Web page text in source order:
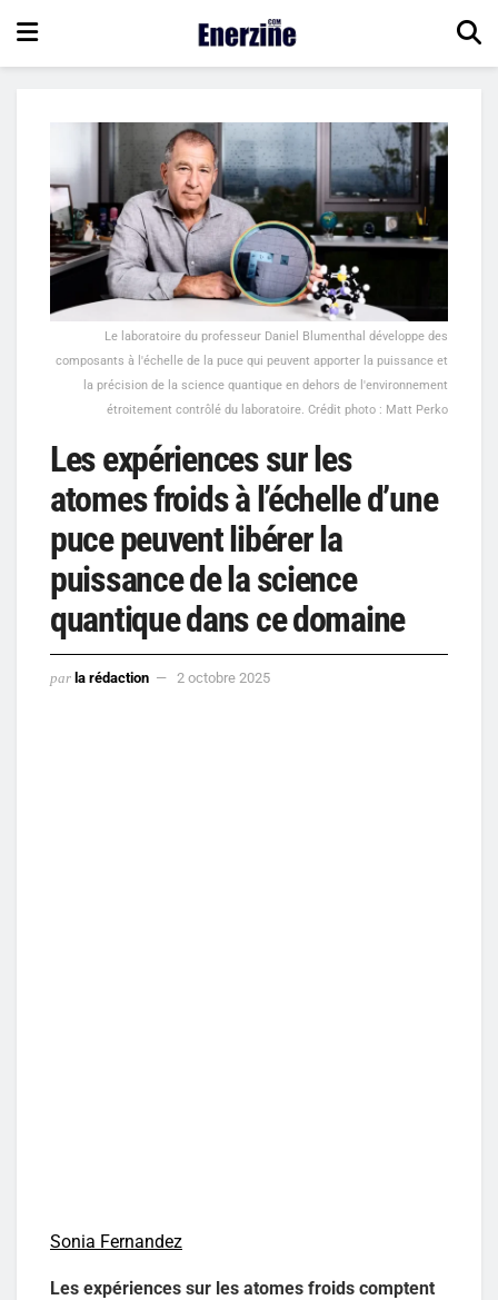
Le laboratoire du professeur Daniel Blumenthal développe des
composants à l'échelle de la puce qui peuvent apporter la puissance et
la précision de la science quantique en dehors de l'environnement
étroitement contrôlé du laboratoire. Crédit photo : Matt Perko
Les expériences sur les
atomes froids à l’échelle d’une
puce peuvent libérer la
puissance de la science
quantique dans ce domaine
par la rédaction 2 octobre 2025
Sonia Fernandez
Les expériences sur les atomes froids comptent